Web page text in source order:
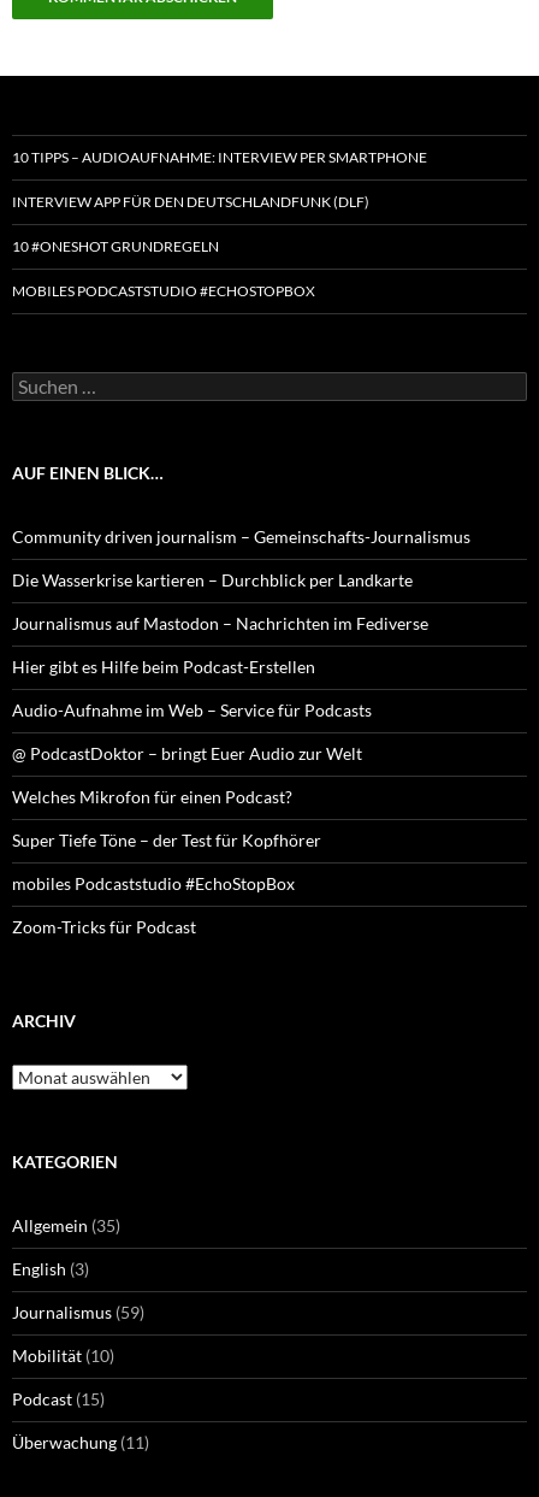
10 TIPPS – AUDIOAUFNAHME: INTERVIEW PER SMARTPHONE
INTERVIEW APP FÜR DEN DEUTSCHLANDFUNK (DLF)
10 #ONESHOT GRUNDREGELN
MOBILES PODCASTSTUDIO #ECHOSTOPBOX
Suchen
nach:
AUF EINEN BLICK…
Community driven journalism – Gemeinschafts-Journalismus
Die Wasserkrise kartieren – Durchblick per Landkarte
Journalismus auf Mastodon – Nachrichten im Fediverse
Hier gibt es Hilfe beim Podcast-Erstellen
Audio-Aufnahme im Web – Service für Podcasts
@ PodcastDoktor – bringt Euer Audio zur Welt
Welches Mikrofon für einen Podcast?
Super Tiefe Töne – der Test für Kopfhörer
mobiles Podcaststudio #EchoStopBox
Zoom-Tricks für Podcast
ARCHIV
Archiv
KATEGORIEN
Allgemein (35)
English (3)
Journalismus (59)
Mobilität (10)
Podcast (15)
Überwachung (11)